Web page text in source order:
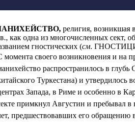
, религия, возникшая
как одна из многочисленных сект,
гностических (см.
момента своего возникновения и на
распространилось в
Туркестана) и утвердилось
Запада, в Риме и особенно в
примкнул Августин и пребывал в
предшествовавших его обращению